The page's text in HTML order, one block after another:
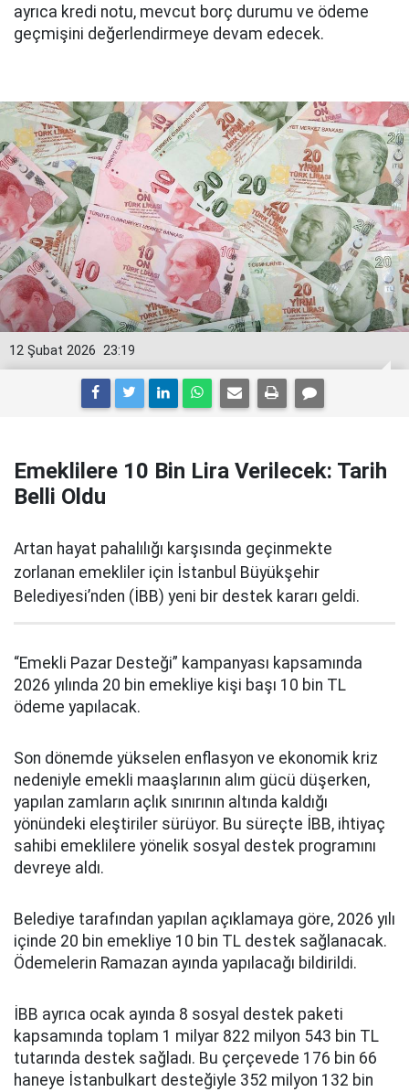
ayrıca kredi notu, mevcut borç durumu ve ödeme
geçmişini değerlendirmeye devam edecek.
23:19
12 Şubat 2026
Emeklilere 10 Bin Lira Verilecek: Tarih
Belli Oldu
Artan hayat pahalılığı karşısında geçinmekte
zorlanan emekliler için İstanbul Büyükşehir
Belediyesi’nden (İBB) yeni bir destek kararı geldi.
“Emekli Pazar Desteği” kampanyası kapsamında
2026 yılında 20 bin emekliye kişi başı 10 bin TL
ödeme yapılacak.
Son dönemde yükselen enflasyon ve ekonomik kriz
nedeniyle emekli maaşlarının alım gücü düşerken,
yapılan zamların açlık sınırının altında kaldığı
yönündeki eleştiriler sürüyor. Bu süreçte İBB, ihtiyaç
sahibi emeklilere yönelik sosyal destek programını
devreye aldı.
Belediye tarafından yapılan açıklamaya göre, 2026 yılı
içinde 20 bin emekliye 10 bin TL destek sağlanacak.
Ödemelerin Ramazan ayında yapılacağı bildirildi.
İBB ayrıca ocak ayında 8 sosyal destek paketi
kapsamında toplam 1 milyar 822 milyon 543 bin TL
tutarında destek sağladı. Bu çerçevede 176 bin 66
haneye İstanbulkart desteğiyle 352 milyon 132 bin